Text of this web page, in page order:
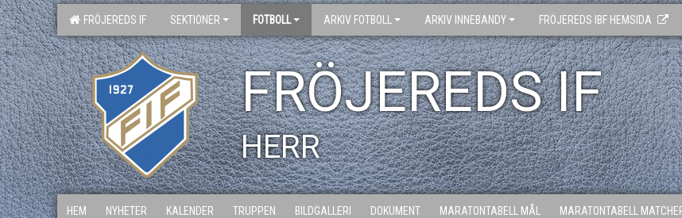
FRÖJEREDS IF SEKTIONER FOTBOLL ARKIV FOTBOLL ARKIV INNEBANDY FRÖJEREDS IBF HEMSIDA
FRÖJEREDS IF
HERR
HEM NYHETER KALENDER TRUPPEN BILDGALLERI DOKUMENT MARATONTABELL MÅL MARATONTABELL